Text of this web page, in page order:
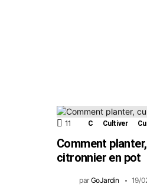
11 Commentaires
C Cultiver
Comment
citronnier en pot
par GoJardin 19/